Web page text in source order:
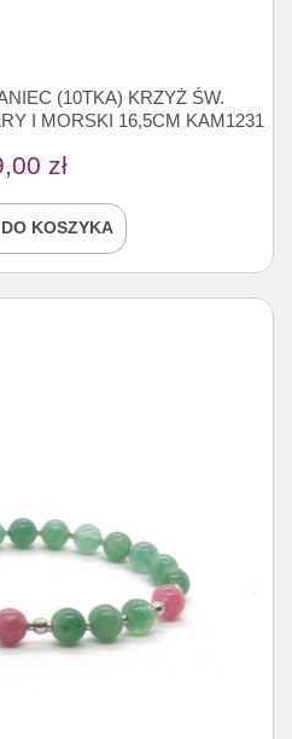
(10TKA) KRZYŻ ŚW.
I MORSKI 16,5CM KAM1231
zł
KOSZYKA